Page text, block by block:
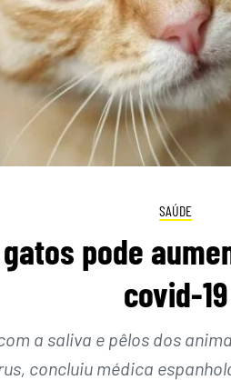
SAÚDE
pode
covid-19
a saliva e pêlos dos
concluiu médica